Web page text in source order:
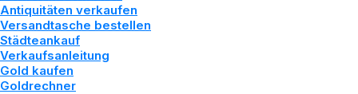
Antiquitäten verkaufen
Versandtasche bestellen
Städteankauf
Verkaufsanleitung
Gold kaufen
Goldrechner
HAFNER IM
VERGLEICH